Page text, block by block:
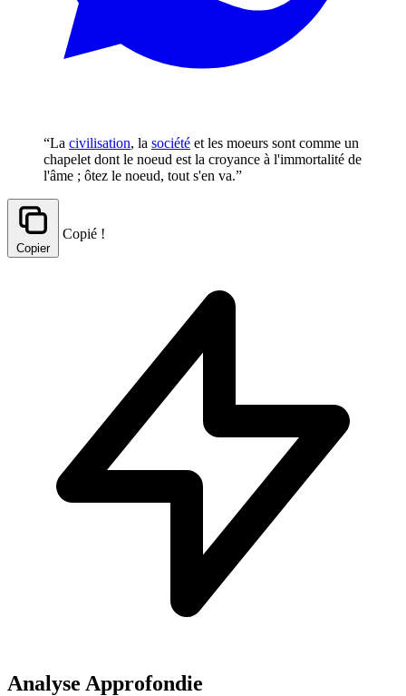
“La civilisation, la société et les moeurs sont comme un
chapelet dont le noeud est la croyance à l'immortalité de
l'âme ; ôtez le noeud, tout s'en va.”
Copier
Copié !
Analyse Approfondie